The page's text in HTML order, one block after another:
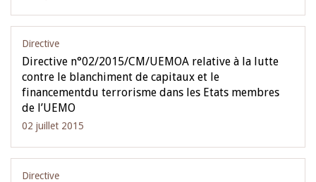
Directive
Directive n°02/2015/CM/UEMOA relative à la lutte
contre le blanchiment de capitaux et le
financementdu terrorisme dans les Etats membres
de l’UEMO
02 juillet 2015
Directive